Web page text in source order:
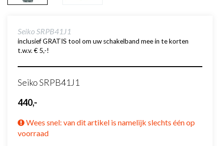
Seiko SRPB41J1
inclusief GRATIS tool om uw schakelband mee in te korten
t.w.v. € 5,-!
Seiko SRPB41J1
440,-
Wees snel: van dit artikel is namelijk slechts één op
voorraad